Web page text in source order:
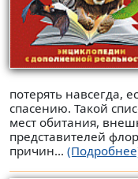
потерять навсегда,
спасению. Такой
мест обитания,
представителей
причин...